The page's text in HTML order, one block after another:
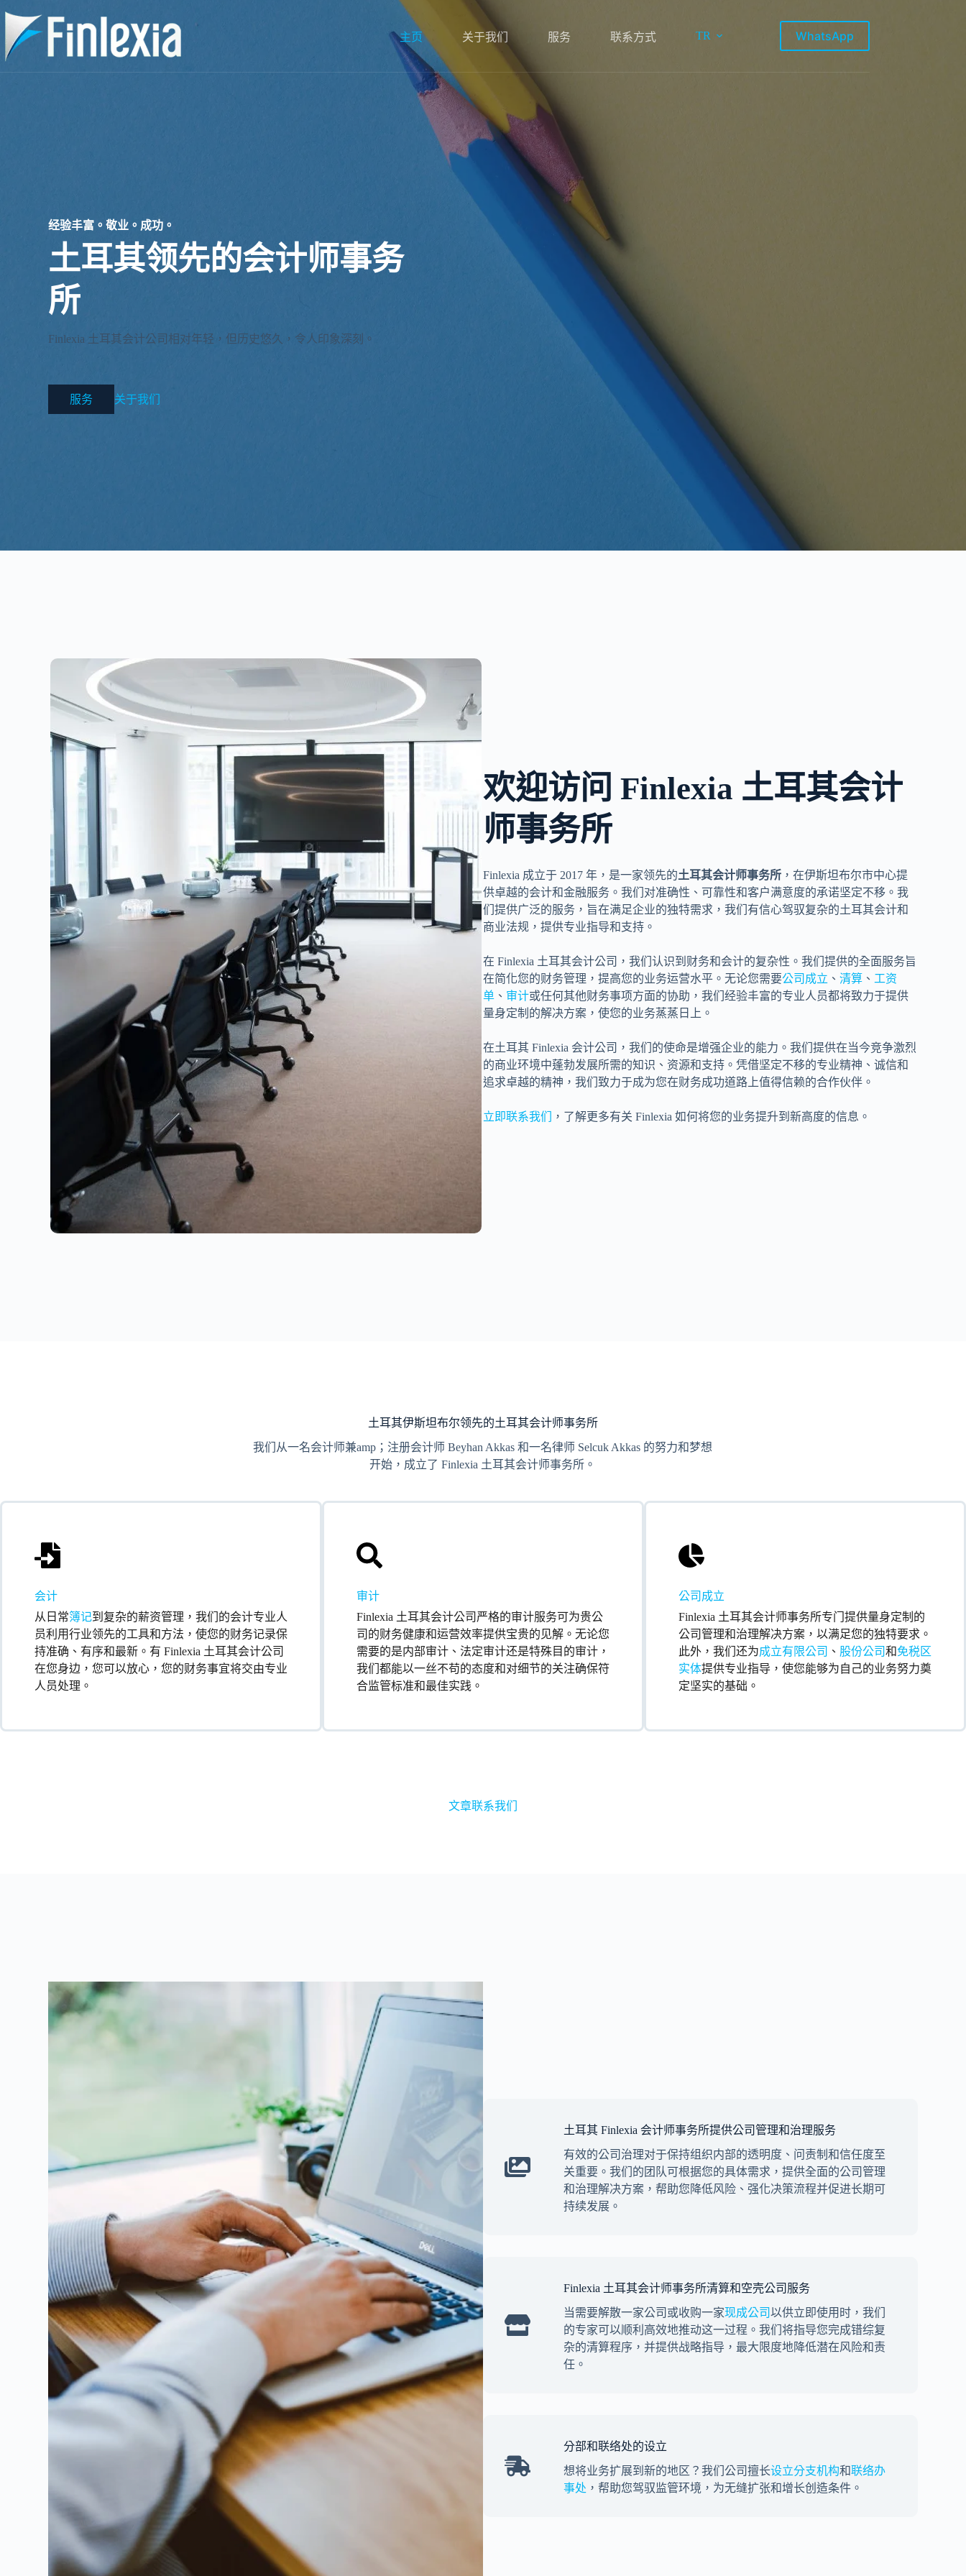
跳
要
主页 关于我们 服务 联系方式 TR WhatsApp
经验丰富。敬业。成功。
土耳其领先的会计师事务
所
Finlexia 土耳其会计公司相对年轻，但历史悠久，令人印象深刻。
服务 关于我们
欢迎访问 Finlexia 土耳其会计
师事务所
Finlexia 成立于 2017 年，是一家领先的土耳其会计师事务所 ，在伊斯坦布尔市中心提
供卓越的会计和金融服务。我们对准确性、可靠性和客户满意度的承诺坚定不移。我
们提供广泛的服务，旨在满足企业的独特需求，我们有信心驾驭复杂的土耳其会计和
商业法规，提供专业指导和支持。
在 Finlexia 土耳其会计公司，我们认识到财务和会计的复杂性。我们提供的全面服务旨
在简化您的财务管理，提高您的业务运营水平。无论您需要公司成立 、 清算 、 工资
单 、 审计或任何其他财务事项方面的协助，我们经验丰富的专业人员都将致力于提供
量身定制的解决方案，使您的业务蒸蒸日上。
在土耳其 Finlexia 会计公司，我们的使命是增强企业的能力。我们提供在当今竞争激烈
的商业环境中蓬勃发展所需的知识、资源和支持。凭借坚定不移的专业精神、诚信和
追求卓越的精神，我们致力于成为您在财务成功道路上值得信赖的合作伙伴。
立即联系我们 ，了解更多有关 Finlexia 如何将您的业务提升到新高度的信息。
土耳其伊斯坦布尔领先的土耳其会计师事务所
我们从一名会计师兼amp；注册会计师 Beyhan Akkas 和一名律师 Selcuk Akkas 的努力和梦想
开始，成立了 Finlexia 土耳其会计师事务所。
会计
从日常簿记到复杂的薪资管理，我们的会计专业人
员利用行业领先的工具和方法，使您的财务记录保
持准确、有序和最新。有 Finlexia 土耳其会计公司
在您身边，您可以放心，您的财务事宜将交由专业
人员处理。
审计
Finlexia 土耳其会计公司严格的审计服务可为贵公
司的财务健康和运营效率提供宝贵的见解。无论您
需要的是内部审计、法定审计还是特殊目的审计，
我们都能以一丝不苟的态度和对细节的关注确保符
合监管标准和最佳实践。
公司成立
Finlexia 土耳其会计师事务所专门提供量身定制的
公司管理和治理解决方案，以满足您的独特要求。
此外，我们还为成立有限公司 、 股份公司和免税区
实体提供专业指导，使您能够为自己的业务努力奠
定坚实的基础。
文章联系我们
土耳其 Finlexia 会计师事务所提供公司管理和治理服务
有效的公司治理对于保持组织内部的透明度、问责制和信任度至
关重要。我们的团队可根据您的具体需求，提供全面的公司管理
和治理解决方案，帮助您降低风险、强化决策流程并促进长期可
持续发展。
Finlexia 土耳其会计师事务所清算和空壳公司服务
当需要解散一家公司或收购一家现成公司以供立即使用时，我们
的专家可以顺利高效地推动这一过程。我们将指导您完成错综复
杂的清算程序，并提供战略指导，最大限度地降低潜在风险和责
任。
分部和联络处的设立
想将业务扩展到新的地区？我们公司擅长设立分支机构和联络办
事处 ，帮助您驾驭监管环境，为无缝扩张和增长创造条件。